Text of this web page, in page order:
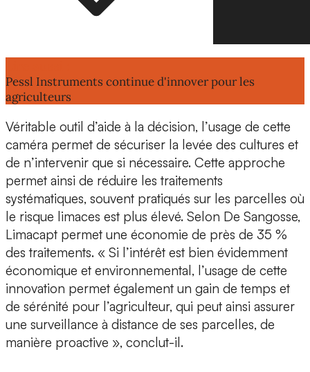
Pessl Instruments continue d'innover pour les
agriculteurs
Véritable outil d’aide à la décision, l’usage de cette
caméra permet de sécuriser la levée des cultures et
de n’intervenir que si nécessaire. Cette approche
permet ainsi de réduire les traitements
systématiques, souvent pratiqués sur les parcelles où
le risque limaces est plus élevé. Selon De Sangosse,
Limacapt permet une économie de près de 35 %
des traitements. « Si l’intérêt est bien évidemment
économique et environnemental, l’usage de cette
innovation permet également un gain de temps et
de sérénité pour l’agriculteur, qui peut ainsi assurer
une surveillance à distance de ses parcelles, de
manière proactive », conclut-il.